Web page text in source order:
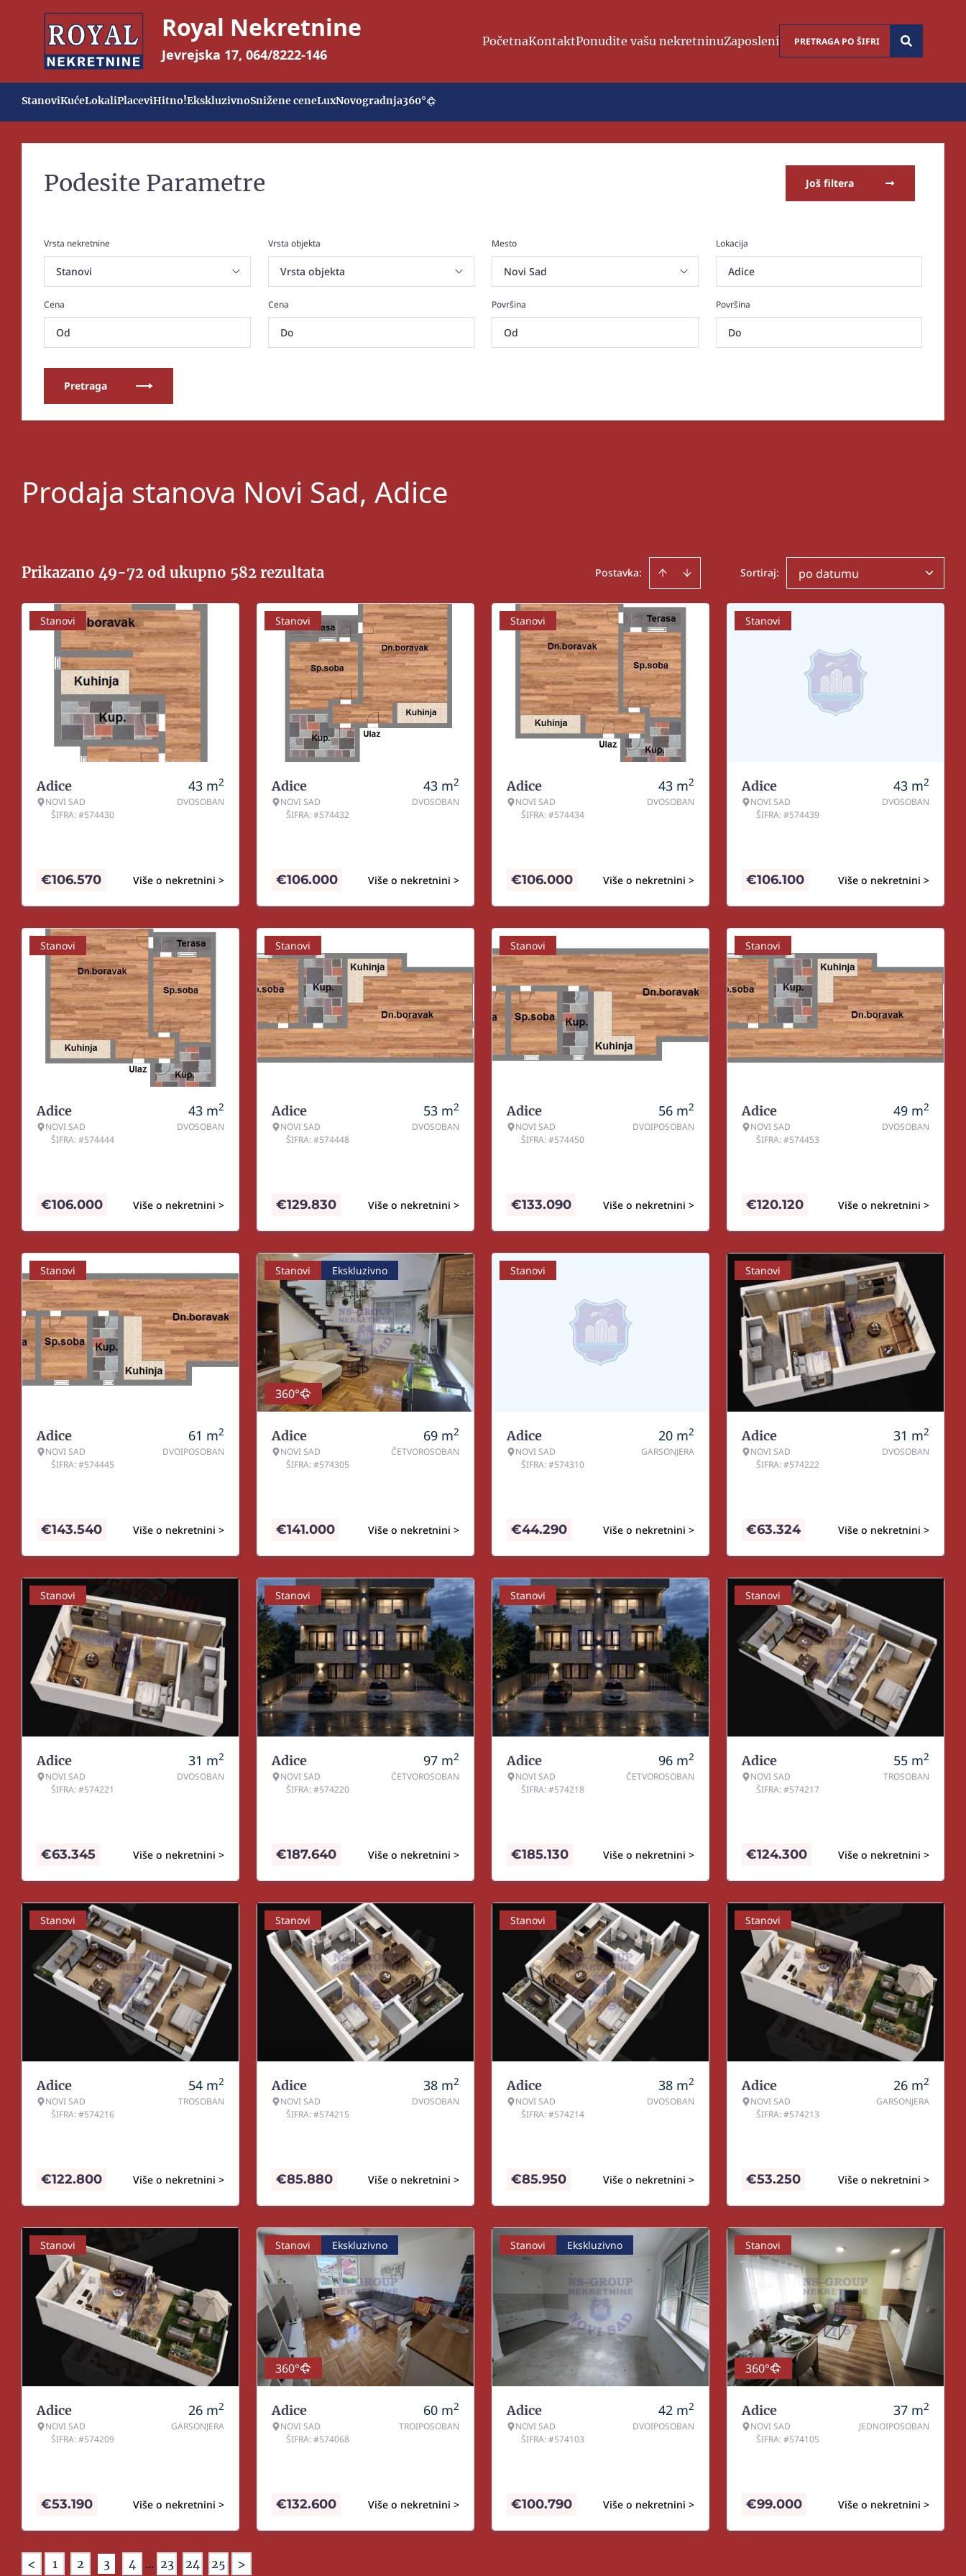
Royal Nekretnine
Jevrejska 17, 064/8222-146
PočetnaKontaktPonudite vašu nekretninuZaposleni
StanoviKućeLokaliPlaceviHitno!EkskluzivnoSnižene ceneLuxNovogradnja360°
Podesite Parametre Još filtera
Vrsta nekretnine Vrsta objekta Mesto Lokacija
Adice
Cena Cena Površina Površina
Pretraga
Prodaja stanova Novi Sad, Adice
Prikazano 49-72 od ukupno 582 rezultata Postavka: Sortiraj: po datumu
Stanovi
Adice
NOVI SAD
ŠIFRA: #574430
43 m2
DVOSOBAN
Više o nekretnini >
€106.570
Stanovi
Adice
NOVI SAD
ŠIFRA: #574432
43 m2
DVOSOBAN
Više o nekretnini >
€106.000
Stanovi
Adice
NOVI SAD
ŠIFRA: #574434
43 m2
DVOSOBAN
Više o nekretnini >
€106.000
Stanovi
Adice
NOVI SAD
ŠIFRA: #574439
43 m2
DVOSOBAN
Više o nekretnini >
€106.100
Stanovi
Adice
NOVI SAD
ŠIFRA: #574444
43 m2
DVOSOBAN
Više o nekretnini >
€106.000
Stanovi
Adice
NOVI SAD
ŠIFRA: #574448
53 m2
DVOSOBAN
Više o nekretnini >
€129.830
Stanovi
Adice
NOVI SAD
ŠIFRA: #574450
56 m2
DVOIPOSOBAN
Više o nekretnini >
€133.090
Stanovi
Adice
NOVI SAD
ŠIFRA: #574453
49 m2
DVOSOBAN
Više o nekretnini >
€120.120
Stanovi
Adice
NOVI SAD
ŠIFRA: #574445
61 m2
DVOIPOSOBAN
Više o nekretnini >
€143.540
Stanovi Ekskluzivno
360°
Adice
NOVI SAD
ŠIFRA: #574305
69 m2
ČETVOROSOBAN
Više o nekretnini >
€141.000
Stanovi
Adice
NOVI SAD
ŠIFRA: #574310
20 m2
GARSONJERA
Više o nekretnini >
€44.290
Stanovi
Adice
NOVI SAD
ŠIFRA: #574222
31 m2
DVOSOBAN
Više o nekretnini >
€63.324
Stanovi
Adice
NOVI SAD
ŠIFRA: #574221
31 m2
DVOSOBAN
Više o nekretnini >
€63.345
Stanovi
Adice
NOVI SAD
ŠIFRA: #574220
97 m2
ČETVOROSOBAN
Više o nekretnini >
€187.640
Stanovi
Adice
NOVI SAD
ŠIFRA: #574218
96 m2
ČETVOROSOBAN
Više o nekretnini >
€185.130
Stanovi
Adice
NOVI SAD
ŠIFRA: #574217
55 m2
TROSOBAN
Više o nekretnini >
€124.300
Stanovi
Adice
NOVI SAD
ŠIFRA: #574216
54 m2
TROSOBAN
Više o nekretnini >
€122.800
Stanovi
Adice
NOVI SAD
ŠIFRA: #574215
38 m2
DVOSOBAN
Više o nekretnini >
€85.880
Stanovi
Adice
NOVI SAD
ŠIFRA: #574214
38 m2
DVOSOBAN
Više o nekretnini >
€85.950
Stanovi
Adice
NOVI SAD
ŠIFRA: #574213
26 m2
GARSONJERA
Više o nekretnini >
€53.250
Stanovi
Adice
NOVI SAD
ŠIFRA: #574209
26 m2
GARSONJERA
Više o nekretnini >
€53.190
Stanovi Ekskluzivno
360°
Adice
NOVI SAD
ŠIFRA: #574068
60 m2
TROIPOSOBAN
Više o nekretnini >
€132.600
Stanovi Ekskluzivno
Adice
NOVI SAD
ŠIFRA: #574103
42 m2
DVOIPOSOBAN
Više o nekretnini >
€100.790
Stanovi
360°
Adice
NOVI SAD
ŠIFRA: #574105
37 m2
JEDNOIPOSOBAN
Više o nekretnini >
€99.000
< 1 2 3 4 ... 23 24 25 >